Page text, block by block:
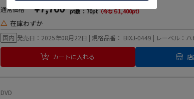
通常価格 ¥7,700 pt数 ：70pt（今なら1,400pt）
△ 在庫わずか
国内 発売日：2025年08月22日 | 規格品番： BIXJ-0449 | レーベル：
カートに入れる
DVD